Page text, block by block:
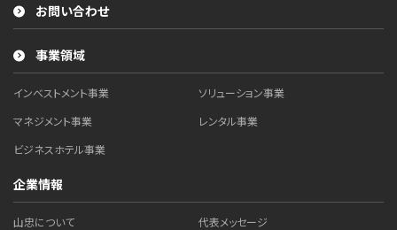
お問い合わせ
事業領域
インベストメント事業
ソリューション事業
マネジメント事業
レンタル事業
ビジネスホテル事業
企業情報
山忠について
代表メッセージ